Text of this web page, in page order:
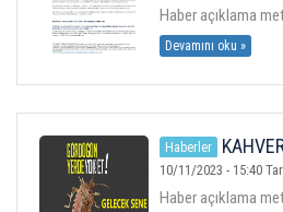
Haber açıklama
Devamını oku »
Haberler
MÜCADELEYE
10/11/2023 - 15:40
Haber açıklama